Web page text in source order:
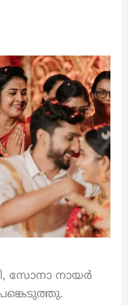
സോനാ നായർ